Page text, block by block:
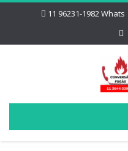
11 96231-1982 Whats